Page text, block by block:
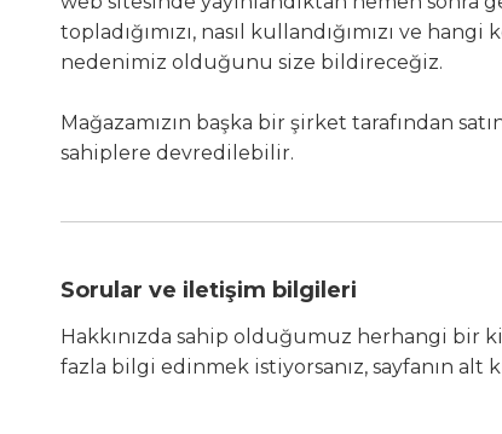
topladığımızı, nasıl kullandığımızı ve
nedenimiz olduğunu size bildireceğiz.
Mağazamızın başka bir şirket tarafından
sahiplere devredilebilir.
Sorular ve iletişim bilgileri
Hakkınızda sahip olduğumuz herhangi bir
fazla bilgi edinmek istiyorsanız, sayfanın